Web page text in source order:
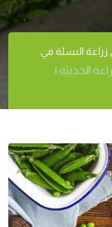
زراعة البسلة في
الحديثة |